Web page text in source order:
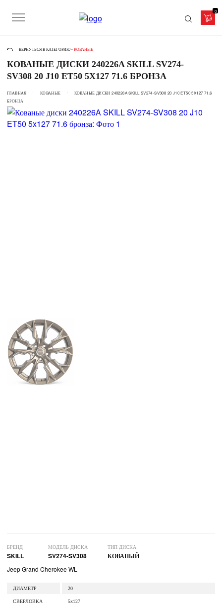
0
ВЕРНУТЬСЯ В КАТЕГОРИЮ - КОВАНЫЕ
КОВАНЫЕ ДИСКИ 240226A SKILL SV274-
SV308 20 J10 ET50 5X127 71.6 БРОНЗА
ГЛАВНАЯ КОВАНЫЕ
КОВАНЫЕ ДИСКИ 240226A SKILL SV274-SV308 20 J10 ET50 5X127 71.6
БРОНЗА
БРЕНД
SKILL
МОДЕЛЬ ДИСКА
SV274-SV308
ТИП ДИСКА
КОВАНЫЙ
Jeep Grand Cherokee WL
ДИАМЕТР 20
СВЕРЛОВКА 5x127